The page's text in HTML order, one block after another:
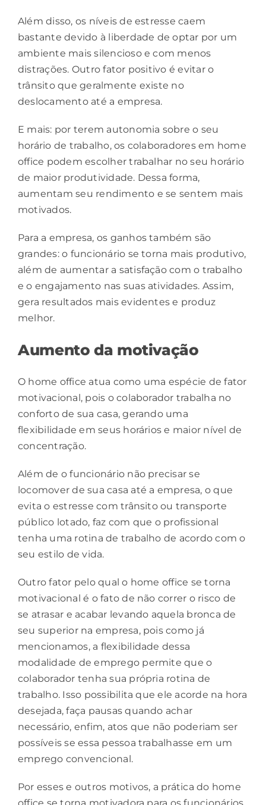
Além disso, os níveis de estresse caem
bastante devido à liberdade de optar por um
ambiente mais silencioso e com menos
distrações. Outro fator positivo é evitar o
trânsito que geralmente existe no
deslocamento até a empresa.
E mais: por terem autonomia sobre o seu
horário de trabalho, os colaboradores em home
office podem escolher trabalhar no seu horário
de maior produtividade. Dessa forma,
aumentam seu rendimento e se sentem mais
motivados.
Para a empresa, os ganhos também são
grandes: o funcionário se torna mais produtivo,
além de aumentar a satisfação com o trabalho
e o engajamento nas suas atividades. Assim,
gera resultados mais evidentes e produz
melhor.
Aumento da motivação
O home office atua como uma espécie de fator
motivacional, pois o colaborador trabalha no
conforto de sua casa, gerando uma
flexibilidade em seus horários e maior nível de
concentração.
Além de o funcionário não precisar se
locomover de sua casa até a empresa, o que
evita o estresse com trânsito ou transporte
público lotado, faz com que o profissional
tenha uma rotina de trabalho de acordo com o
seu estilo de vida.
Outro fator pelo qual o home office se torna
motivacional é o fato de não correr o risco de
se atrasar e acabar levando aquela bronca de
seu superior na empresa, pois como já
mencionamos, a flexibilidade dessa
modalidade de emprego permite que o
colaborador tenha sua própria rotina de
trabalho. Isso possibilita que ele acorde na hora
desejada, faça pausas quando achar
necessário, enfim, atos que não poderiam ser
possíveis se essa pessoa trabalhasse em um
emprego convencional.
Por esses e outros motivos, a prática do home